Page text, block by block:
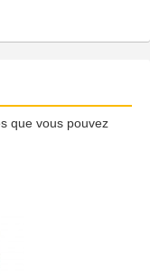
que vous pouvez